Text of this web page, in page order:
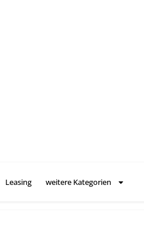
Leasing weitere Kategorien